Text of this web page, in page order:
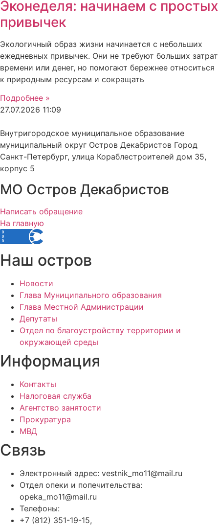
Эконеделя: начинаем с простых
привычек
Экологичный образ жизни начинается с небольших
ежедневных привычек. Они не требуют больших затрат
времени или денег, но помогают бережнее относиться
к природным ресурсам и сокращать
Подробнее »
27.07.2026 11:09
Внутригородское муниципальное образование
муниципальный округ Остров Декабристов Город
Санкт-Петербург, улица Кораблестроителей дом 35,
корпус 5
МО Остров Декабристов
Написать обращение
На главную
Наш остров
Новости
Глава Муниципального образования
Глава Местной Администрации
Депутаты
Отдел по благоустройству территории и
окружающей среды
Информация
Контакты
Налоговая служба
Агентство занятости
Прокуратура
МВД
Связь
Электронный адрес: vestnik_mo11@mail.ru
Отдел опеки и попечительства:
opeka_mo11@mail.ru
Телефоны:
+7 (812) 351-19-15,